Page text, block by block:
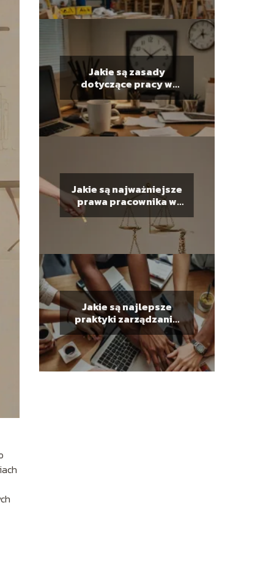
Jakie są zasady
dotyczące pracy w
nadgodzinach?
Jakie są najważniejsze
prawa pracownika w
Polsce?
Jakie są najlepsze
praktyki zarządzania
zespołem?